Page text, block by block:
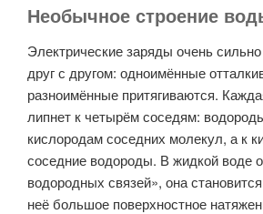
Необычное строение
Электрические заряды очень
друг с другом: одноимённые
разноимённые притягиваются.
липнет к четырём соседям:
кислородам соседних молекул, а к
соседние водороды. В жидкой воде
водородных связей», она
неё большое поверхностное